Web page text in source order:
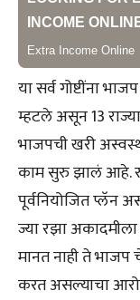
या सर्व गोष्टींना
म्हटले असून 13
भाजपची खरी
काम सुरु झालं आहे.
पूर्वनियोजित प्लॅन
ज्या रझा
मानत नाही ते
करत असल्याचा